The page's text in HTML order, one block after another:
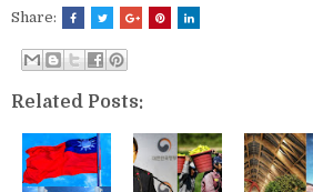
Share:
Related Posts: